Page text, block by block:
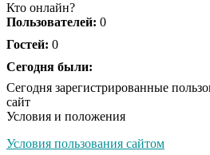
Кто онлайн?
Пользователей: 0
Гостей: 0
Сегодня были:
Сегодня зарегистрированные
сайт
Условия и положения
Условия пользования сайтом